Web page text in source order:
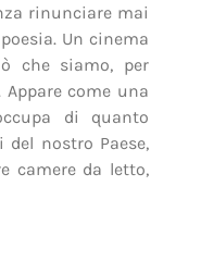
rinunciare mai
Un cinema
che siamo, per
come una
di quanto
nostro Paese,
camere da letto,